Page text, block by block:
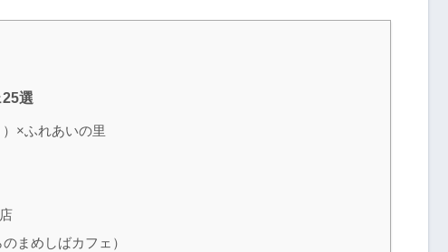
選
×ふれあいの里
まめしばカフェ）